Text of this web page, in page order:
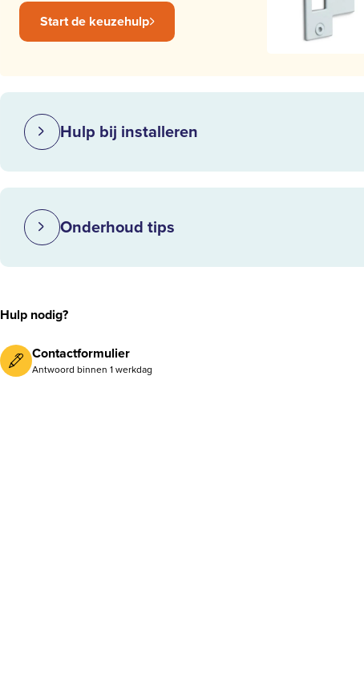
Start de keuzehulp
Hulp bij installeren
Onderhoud tips
Hulp nodig?
Contactformulier
Antwoord binnen 1 werkdag